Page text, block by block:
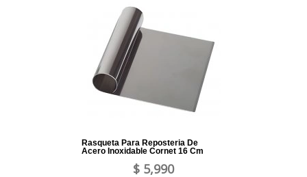
Rasqueta Para Reposteria De
Acero Inoxidable Cornet 16 Cm
$ 5,990